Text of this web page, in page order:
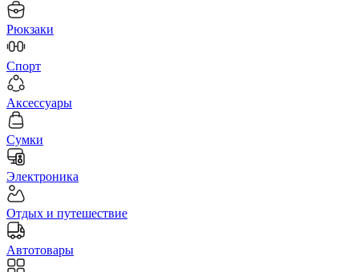
Рюкзаки
Спорт
Аксессуары
Сумки
Электроника
Отдых и путешествие
Автотовары